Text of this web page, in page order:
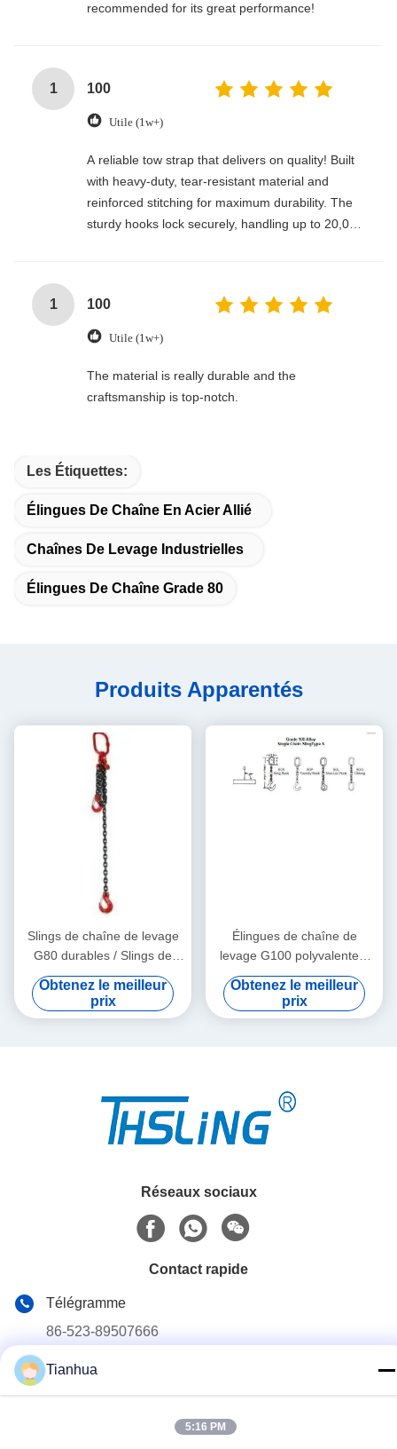
recommended for its great performance!
1 100
Utile (1w+)
A reliable tow strap that delivers on quality! Built
with heavy-duty, tear-resistant material and
reinforced stitching for maximum durability. The
sturdy hooks lock securely, handling up to 20,000
1 100
Utile (1w+)
The material is really durable and the
craftsmanship is top-notch.
Les Étiquettes:
Élingues De Chaîne En Acier Allié
Chaînes De Levage Industrielles
Élingues De Chaîne Grade 80
Produits Apparentés
Slings de chaîne de levage
G80 durables / Slings de
chaîne en acier allié avec
des jambes et des anneaux
Obtenez le meilleur
prix
Élingues de chaîne de
levage G100 polyvalentes,
Type d'élingue : chaîne en
alliage
Obtenez le meilleur
prix
Réseaux sociaux
Contact rapide
Télégramme
86-523-89507666
E-mail
info@tianhua-rigging.com
Tianhua
5:16 PM